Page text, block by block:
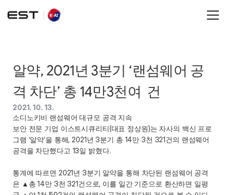
알약, 2021년 3분기 ‘랜섬웨어 공
격 차단’ 총 14만3천여  건
2021. 10. 13.
소디노키비 랜섬웨어 대규모 공격 지속
보안 전문 기업 이스트시큐리티(대표 정상원)는 자사의 백신 프로
그램 ‘알약’을 통해, 2021년 3분기 총 14만 3천 321건의 랜섬웨어
공격을 차단했다고 13일 밝혔다.
통계에 따르면 2021년 3분기 알약을 통해 차단된 랜섬웨어 공격
은 ▲총 14만 3천 321건으로, 이를 일간 기준으로 환산하면 일평